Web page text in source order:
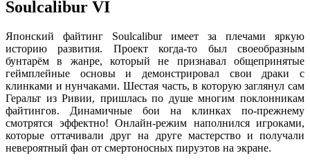
Soulcalibur VI
Японский файтинг Soulcalibur имеет за плечами яркую
историю развития. Проект когда-то был своеобразным
бунтарём в жанре, который не признавал общепринятые
геймплейные основы и демонстрировал свои драки с
клинками и нунчаками. Шестая часть, в которую заглянул сам
Геральт из Ривии, пришлась по душе многим поклонникам
файтингов. Динамичные бои на клинках по-прежнему
смотрятся эффектно! Онлайн-режим наполнился игроками,
которые оттачивали друг на друге мастерство и получали
невероятный фан от смертоносных пируэтов на экране.